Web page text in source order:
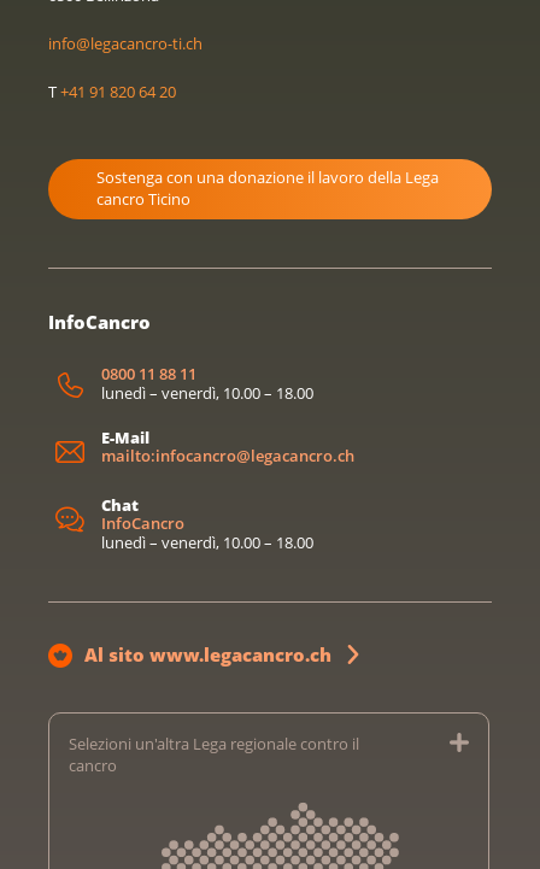
info@legacancro-ti.ch
T+41 91 820 64 20
Sostenga con una donazione il lavoro della Lega
cancro Ticino
InfoCancro
0800 11 88 11
lunedì – venerdì, 10.00 – 18.00
E-Mail
mailto:infocancro@legacancro.ch
Chat
InfoCancro
lunedì – venerdì, 10.00 – 18.00
Al sito www.legacancro.ch
Selezioni un'altra Lega regionale contro il
cancro